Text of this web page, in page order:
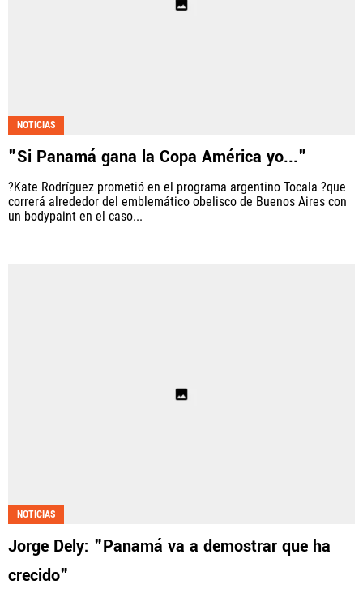
NOTICIAS
"Si Panamá gana la Copa América yo..."
?Kate Rodríguez prometió en el programa argentino Tocala ?que
correrá alrededor del emblemático obelisco de Buenos Aires con
un bodypaint en el caso...
NOTICIAS
Jorge Dely: "Panamá va a demostrar que ha
crecido"